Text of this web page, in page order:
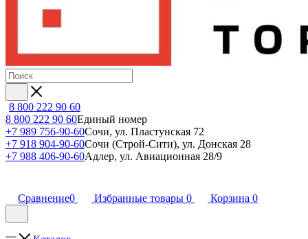
8 800 222 90 60
8 800 222 90 60Единый номер
+7 989 756-90-60Сочи, ул. Пластунская 72
+7 918 904-90-60Сочи (Строй-Сити), ул. Донская 28
+7 988 406-90-60Адлер, ул. Авиационная 28/9
Сравнение0 Избранные товары 0 Корзина 0